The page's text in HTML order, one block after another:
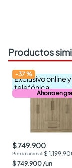
Productos
Exclusivo online
telefónica
Ahorro en
-37%
$ 749.900
$
$749.900 /un